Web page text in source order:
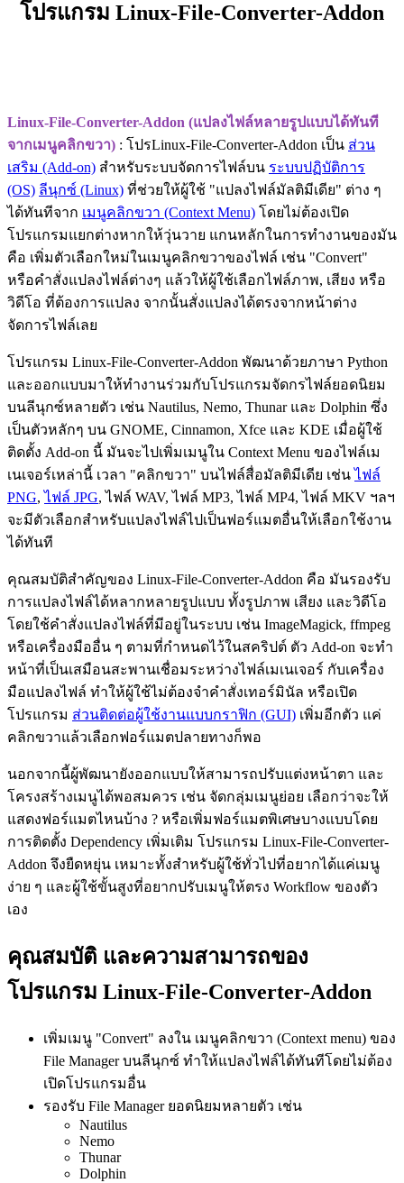
โปรแกรม Linux-File-Converter-Addon
Linux-File-Converter-Addon (แปลงไฟล์หลายรูปแบบได้ทันที
จากเมนูคลิกขวา) : โปรLinux-File-Converter-Addon เป็น ส่วน
เสริม (Add-on) สำหรับระบบจัดการไฟล์บน ระบบปฏิบัติการ
(OS) ลีนุกซ์ (Linux) ที่ช่วยให้ผู้ใช้ "แปลงไฟล์มัลติมีเดีย" ต่าง ๆ
ได้ทันทีจาก เมนูคลิกขวา (Context Menu) โดยไม่ต้องเปิด
โปรแกรมแยกต่างหากให้วุ่นวาย แกนหลักในการทำงานของมัน
คือ เพิ่มตัวเลือกใหม่ในเมนูคลิกขวาของไฟล์ เช่น "Convert"
หรือคำสั่งแปลงไฟล์ต่างๆ แล้วให้ผู้ใช้เลือกไฟล์ภาพ, เสียง หรือ
วิดีโอ ที่ต้องการแปลง จากนั้นสั่งแปลงได้ตรงจากหน้าต่าง
จัดการไฟล์เลย
โปรแกรม Linux-File-Converter-Addon พัฒนาด้วยภาษา Python
และออกแบบมาให้ทำงานร่วมกับโปรแกรมจัดกรไฟล์ยอดนิยม
บนลีนุกซ์หลายตัว เช่น Nautilus, Nemo, Thunar และ Dolphin ซึ่ง
เป็นตัวหลักๆ บน GNOME, Cinnamon, Xfce และ KDE เมื่อผู้ใช้
ติดตั้ง Add-on นี้ มันจะไปเพิ่มเมนูใน Context Menu ของไฟล์เม
เนเจอร์เหล่านี้ เวลา "คลิกขวา" บนไฟล์สื่อมัลติมีเดีย เช่นไฟล์
PNG,ไฟล์ JPG, ไฟล์ WAV, ไฟล์ MP3, ไฟล์ MP4, ไฟล์ MKV ฯลฯ
จะมีตัวเลือกสำหรับแปลงไฟล์ไปเป็นฟอร์แมตอื่นให้เลือกใช้งาน
ได้ทันที
คุณสมบัติสำคัญของ Linux-File-Converter-Addon คือ มันรองรับ
การแปลงไฟล์ได้หลากหลายรูปแบบ ทั้งรูปภาพ เสียง และวิดีโอ
โดยใช้คำสั่งแปลงไฟล์ที่มีอยู่ในระบบ เช่น ImageMagick, ffmpeg
หรือเครื่องมืออื่น ๆ ตามที่กำหนดไว้ในสคริปต์ ตัว Add-on จะทำ
หน้าที่เป็นเสมือนสะพานเชื่อมระหว่างไฟล์เมเนเจอร์ กับเครื่อง
มือแปลงไฟล์ ทำให้ผู้ใช้ไม่ต้องจำคำสั่งเทอร์มินัล หรือเปิด
โปรแกรม ส่วนติดต่อผู้ใช้งานแบบกราฟิก (GUI) เพิ่มอีกตัว แค่
คลิกขวาแล้วเลือกฟอร์แมตปลายทางก็พอ
นอกจากนี้ผู้พัฒนายังออกแบบให้สามารถปรับแต่งหน้าตา และ
โครงสร้างเมนูได้พอสมควร เช่น จัดกลุ่มเมนูย่อย เลือกว่าจะให้
แสดงฟอร์แมตไหนบ้าง ? หรือเพิ่มฟอร์แมตพิเศษบางแบบโดย
การติดตั้ง Dependency เพิ่มเติม โปรแกรม Linux-File-Converter-
Addon จึงยืดหยุ่น เหมาะทั้งสำหรับผู้ใช้ทั่วไปที่อยากได้แค่เมนู
ง่าย ๆ และผู้ใช้ขั้นสูงที่อยากปรับเมนูให้ตรง Workflow ของตัว
เอง
คุณสมบัติ และความสามารถของ
โปรแกรม Linux-File-Converter-Addon
เพิ่มเมนู "Convert" ลงใน เมนูคลิกขวา (Context menu) ของ
File Manager บนลีนุกซ์ ทำให้แปลงไฟล์ได้ทันทีโดยไม่ต้อง
เปิดโปรแกรมอื่น
รองรับ File Manager ยอดนิยมหลายตัว เช่น
Nautilus
Nemo
Thunar
Dolphin